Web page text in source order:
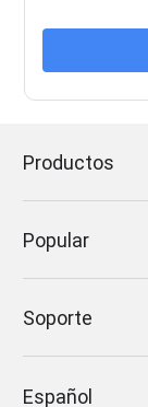
Productos
Popular
Soporte
Español